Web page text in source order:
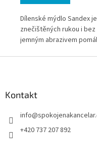
Dílenské mýdlo Sandex
znečištěných rukou i
jemným abrazivem
Kontakt
info@
+420 737 207 892